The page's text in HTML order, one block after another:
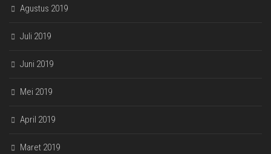
Agustus 2019
Juli 2019
Juni 2019
Mei 2019
April 2019
Maret 2019